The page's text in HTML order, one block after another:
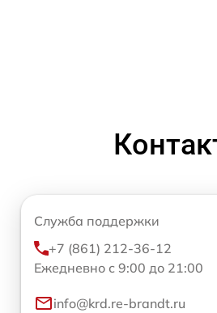
Служба поддержки
+7 (861) 212-36-12
Ежедневно с 9:00 до 21:00
info@krd.re-brandt.ru